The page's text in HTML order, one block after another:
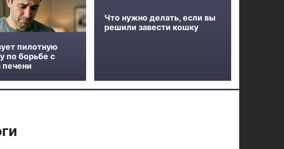
пилотную
по борьбе с
Что нужно делать, если вы
решили завести кошку